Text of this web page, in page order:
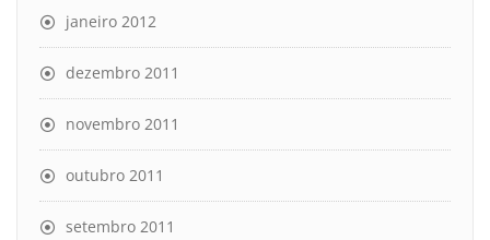
janeiro 2012
dezembro 2011
novembro 2011
outubro 2011
setembro 2011